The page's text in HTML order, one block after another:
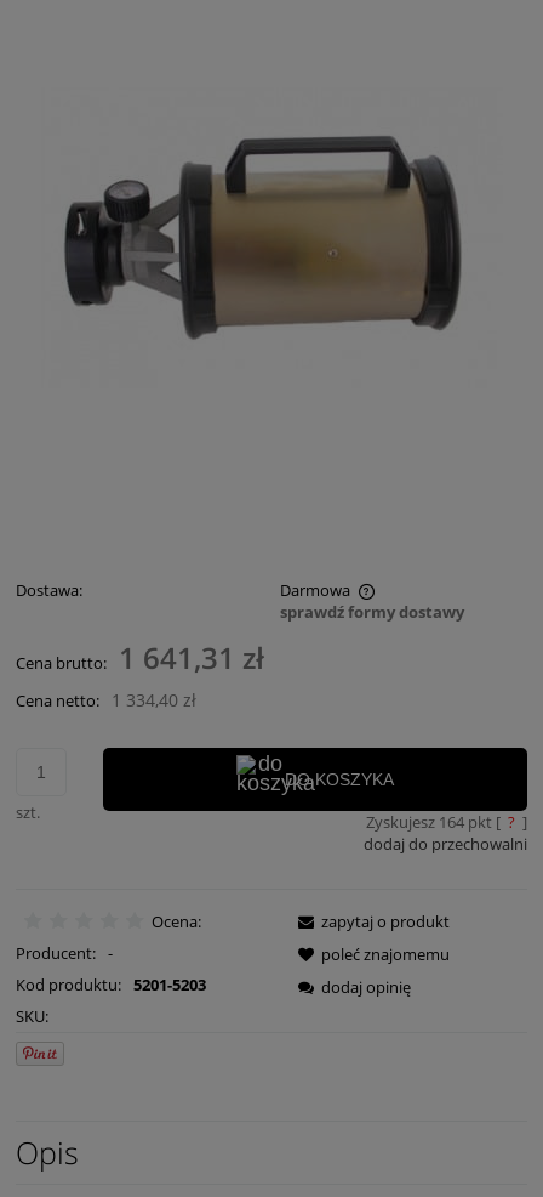
Dostawa:
Darmowa
Cena nie zawiera ewentualnych kosztów płatności
sprawdź formy dostawy
Cena brutto: 1 641,31 zł
Cena netto: 1 334,40 zł
szt.
DO KOSZYKA
Zyskujesz 164pkt [ ? ]
dodaj do przechowalni
Ocena:
Producent: -
Kod produktu: 5201-5203
SKU:
zapytaj o produkt
poleć znajomemu
dodaj opinię
Opis